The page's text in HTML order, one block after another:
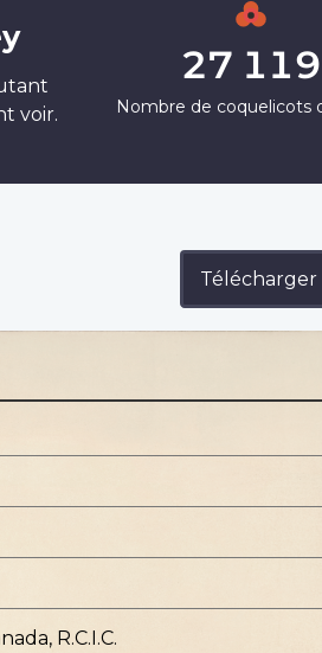
voir.
27 119
Nombre de coquelicots
Télécharger
R.C.I.C.